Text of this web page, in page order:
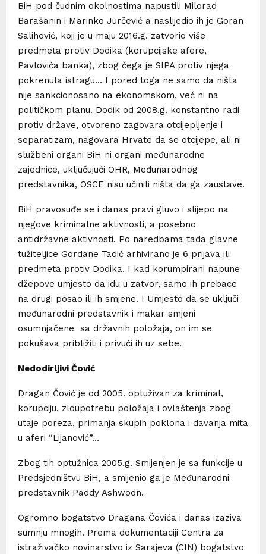
BiH pod čudnim okolnostima napustili Milorad
Barašanin i Marinko Jurčević a naslijedio ih je Goran
Salihović, koji je u maju 2016.g. zatvorio više
predmeta protiv Dodika (korupcijske afere,
Pavlovića banka), zbog čega je SIPA protiv njega
pokrenula istragu… I pored toga ne samo da ništa
nije sankcionosano na ekonomskom, već ni na
političkom planu. Dodik od 2008.g. konstantno radi
protiv države, otvoreno zagovara otcijepljenje i
separatizam, nagovara Hrvate da se otcijepe, ali ni
službeni organi BiH ni organi međunarodne
zajednice, uključujući OHR, Međunarodnog
predstavnika, OSCE nisu učinili ništa da ga zaustave.
BiH pravosuđe se i danas pravi gluvo i slijepo na
njegove kriminalne aktivnosti, a posebno
antidržavne aktivnosti. Po naredbama tada glavne
tužiteljice Gordane Tadić arhivirano je 6 prijava ili
predmeta protiv Dodika. I kad korumpirani napune
džepove umjesto da idu u zatvor, samo ih prebace
na drugi posao ili ih smjene. I Umjesto da se uključi
međunarodni predstavnik i makar smjeni
osumnjačene sa državnih položaja, on im se
pokušava približiti i privući ih uz sebe.
Nedodirljivi Čović
Dragan Čović je od 2005. optuživan za kriminal,
korupciju, zloupotrebu položaja i ovlaštenja zbog
utaje poreza, primanja skupih poklona i davanja mita
u aferi “Lijanović”…
Zbog tih optužnica 2005.g. Smijenjen je sa funkcije u
Predsjedništvu BiH, a smijenio ga je Međunarodni
predstavnik Paddy Ashwodn.
Ogromno bogatstvo Dragana Čovića i danas izaziva
sumnju mnogih. Prema dokumentaciji Centra za
istraživačko novinarstvo iz Sarajeva (CIN) bogatstvo